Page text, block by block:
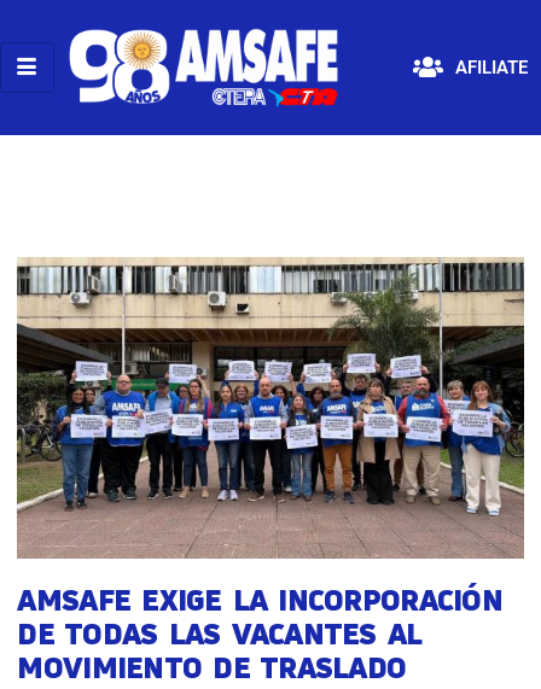
AFILIATE
AMSAFE EXIGE LA INCORPORACIÓN
DE TODAS LAS VACANTES AL
MOVIMIENTO DE TRASLADO